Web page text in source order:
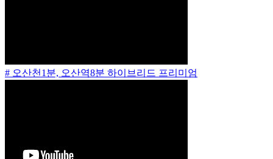
# 오산천1분, 오산역8분 하이브리드 프리미엄